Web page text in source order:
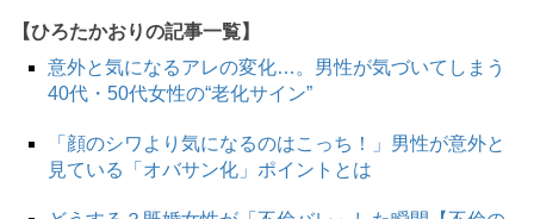
に置いた。白く跡の残る細い指は、彼女が既婚者となって
長いことを無言で伝えてくる。
Hさんは医療事務の仕事をしている。結婚して8年になる
夫と、子どもがふたり。息子たちが小学校にあがってから
外で働くようになった。
【ひろたかおりの記事一覧】
意外と気になるアレの変化…。男性が気づいてしまう
40代・50代女性の“老化サイン”
「顔のシワより気になるのはこっち！」男性が意外と
見ている「オバサン化」ポイントとは